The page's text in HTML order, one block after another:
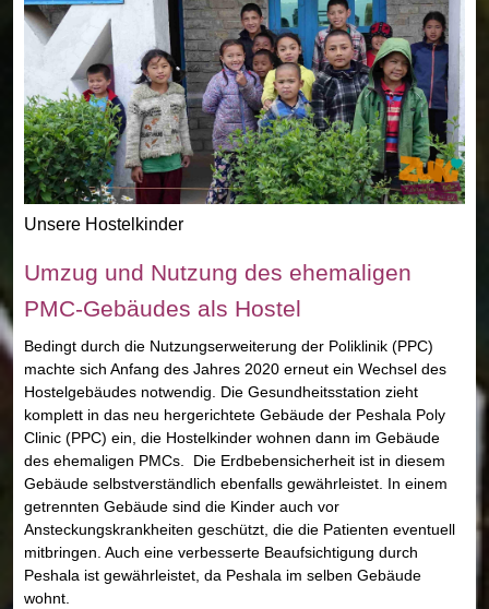
Unsere Hostelkinder
Umzug und Nutzung des ehemaligen
PMC-Gebäudes als Hostel
Bedingt durch die Nutzungserweiterung der Poliklinik (PPC)
machte sich Anfang des Jahres 2020 erneut ein Wechsel des
Hostelgebäudes notwendig. Die Gesundheitsstation zieht
komplett in das neu hergerichtete Gebäude der Peshala Poly
Clinic (PPC) ein, die Hostelkinder wohnen dann im Gebäude
des ehemaligen PMCs. Die Erdbebensicherheit ist in diesem
Gebäude selbstverständlich ebenfalls gewährleistet. In einem
getrennten Gebäude sind die Kinder auch vor
Ansteckungskrankheiten geschützt, die die Patienten eventuell
mitbringen. Auch eine verbesserte Beaufsichtigung durch
Peshala ist gewährleistet, da Peshala im selben Gebäude
wohnt.